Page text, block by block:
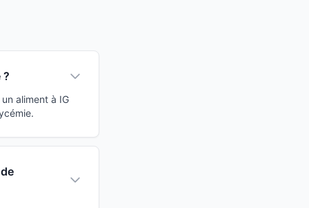
?
aliment à IG